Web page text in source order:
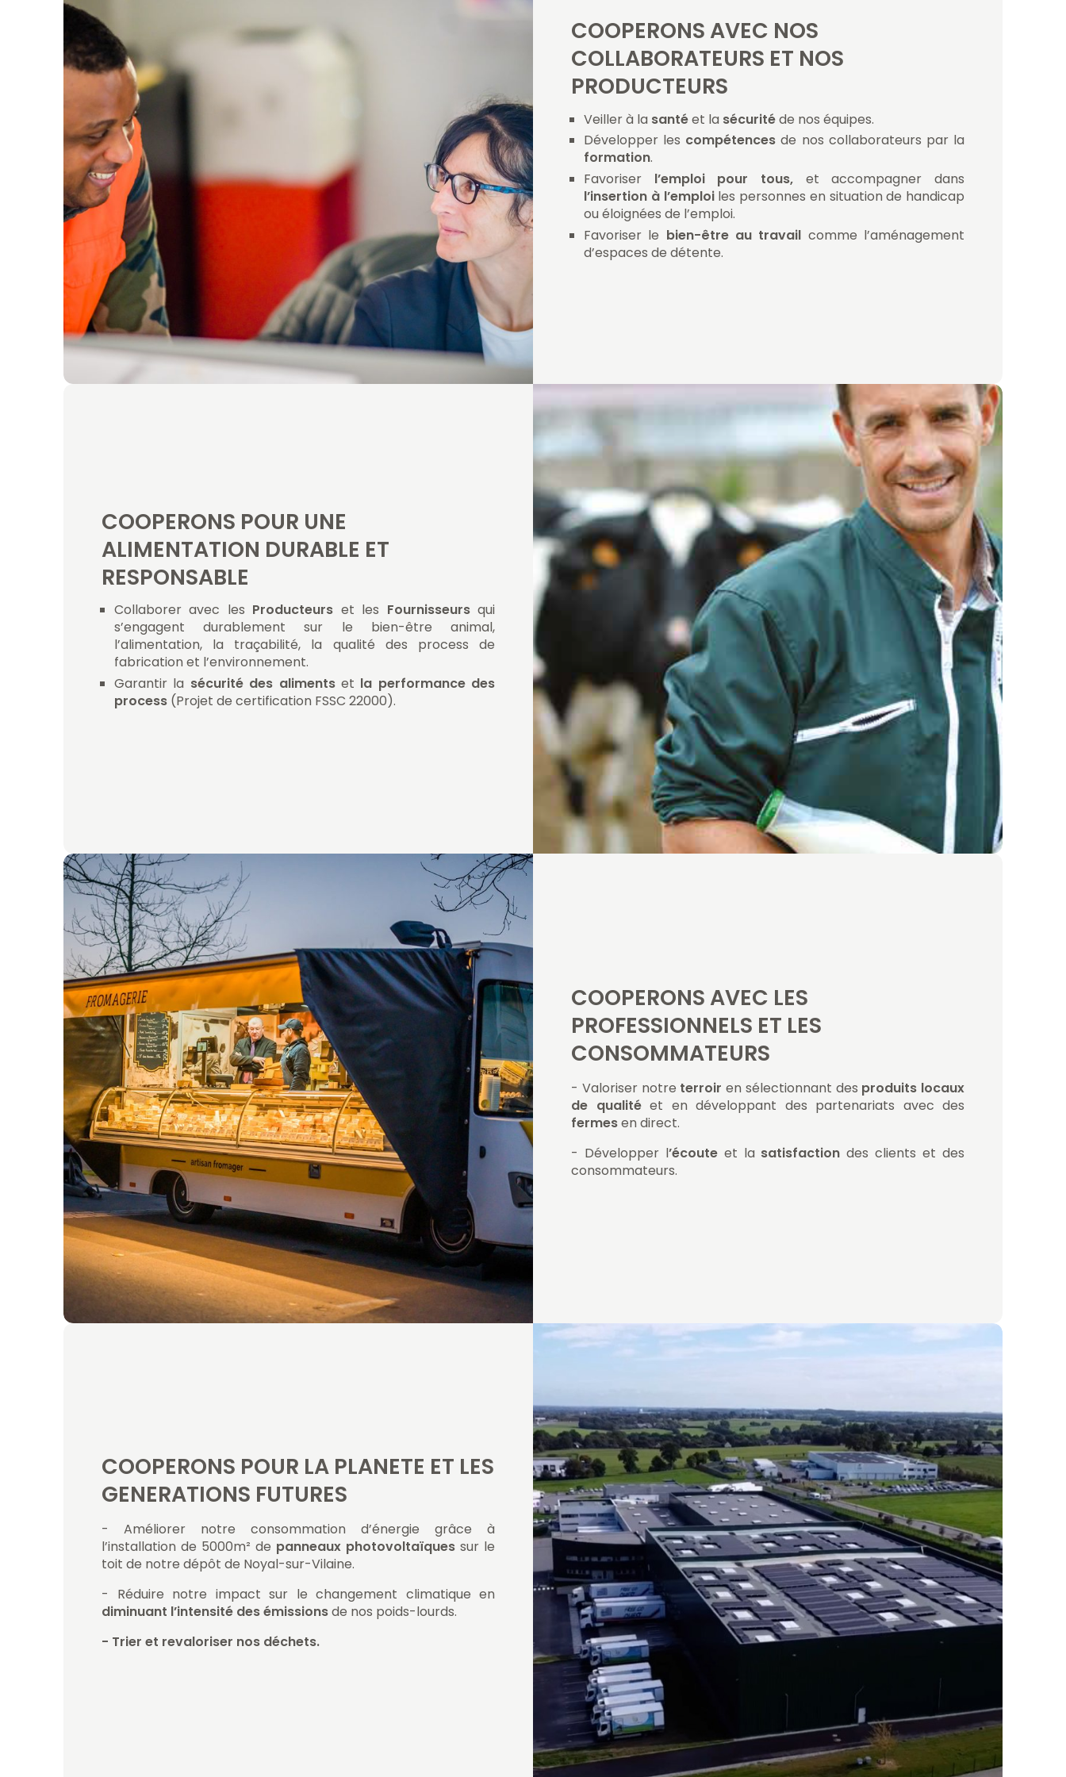
COOPERONS AVEC NOS
COLLABORATEURS ET NOS
PRODUCTEURS
Veiller à la santéet la sécuritéde nos équipes.
Développer les compétencesde nos collaborateurs par la
formation.
Favoriser l’emploi pour tous, et accompagner dans
l’insertion à l’emploi les personnes en situation de handicap
ou éloignées de l’emploi.
Favoriser le bien-être au travail comme l’aménagement
d’espaces de détente.
COOPERONS POUR UNE
ALIMENTATION DURABLE ET
RESPONSABLE
Collaborer avec les Producteurs et les Fournisseursqui
s’engagent durablement sur le bien-être animal,
l’alimentation, la traçabilité, la qualité des process de
fabrication et l’environnement.
Garantir la sécurité des aliments et la performance des
process (Projet de certification FSSC 22000).
COOPERONS AVEC LES
PROFESSIONNELS ET LES
CONSOMMATEURS
- Valoriser notre terroir en sélectionnant des produits locaux
de qualité et en développant des partenariats avec des
fermesen direct.
- Développer l’écouteet la satisfaction des clients et des
consommateurs.
COOPERONS POUR LA PLANETE ET LES
GENERATIONS FUTURES
- Améliorer notre consommation d’énergie grâce à
l’installation de 5000m² de panneaux photovoltaïques sur le
toit de notre dépôt de Noyal-sur-Vilaine.
- Réduire notre impact sur le changement climatique en
diminuant l’intensité des émissionsde nos poids-lourds.
- Trier et revaloriser nos déchets.
Nous rejoindre
Travailler ensemble
Nos offres d'emplois
Contact
Tél+33 2 30 21 01 21E-mail contact@teamouestdistralis.fr